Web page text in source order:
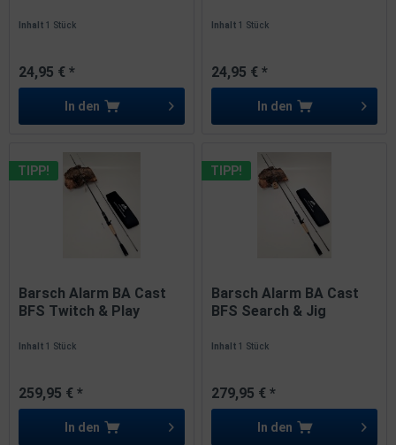
Inhalt1 Stück
24,95 € *
In den
Inhalt1 Stück
24,95 € *
In den
TIPP!
Barsch Alarm BA Cast
BFS Twitch & Play
Inhalt1 Stück
259,95 € *
In den
TIPP!
Barsch Alarm BA Cast
BFS Search & Jig
Inhalt1 Stück
279,95 € *
In den